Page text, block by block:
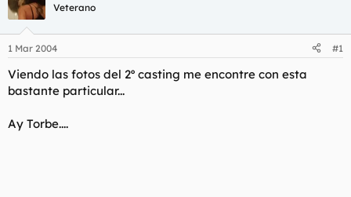
a
d
o
r
e
t
a
i
n
i
c
Veterano
1 Mar 2004 #1
Viendo las fotos del 2º casting me encontre con esta
bastante particular...
Ay Torbe....